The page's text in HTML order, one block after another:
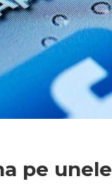
pe unele